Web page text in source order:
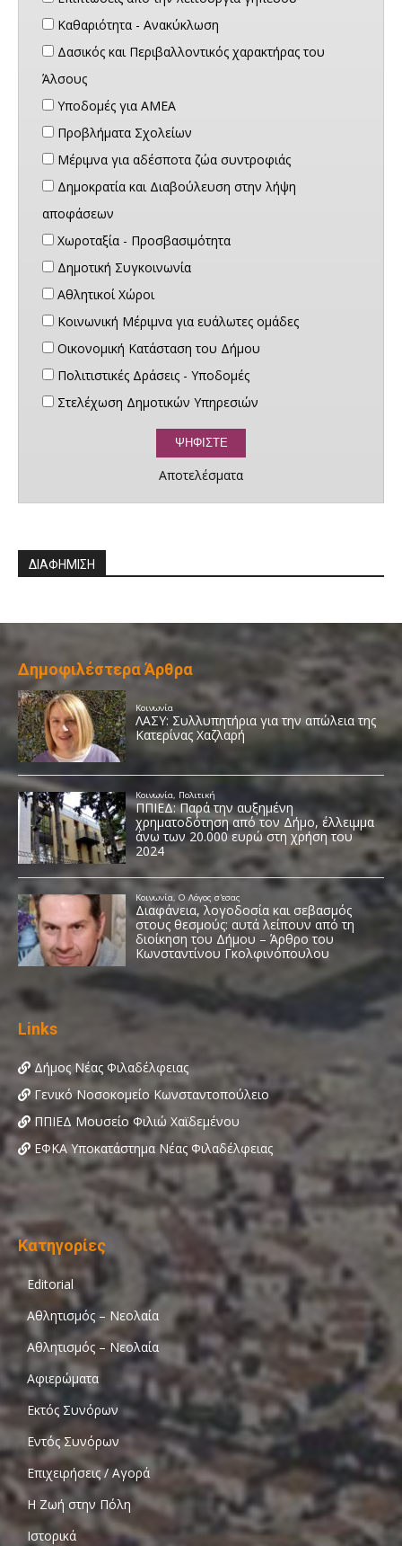
Καθαριότητα - Ανακύκλωση
Δασικός και Περιβαλλοντικός χαρακτήρας του
Άλσους
Υποδομές για ΑΜΕΑ
Προβλήματα Σχολείων
Μέριμνα για αδέσποτα ζώα συντροφιάς
Δημοκρατία και Διαβούλευση στην λήψη
αποφάσεων
Χωροταξία - Προσβασιμότητα
Δημοτική Συγκοινωνία
Αθλητικοί Χώροι
Κοινωνική Μέριμνα για ευάλωτες ομάδες
Οικονομική Κατάσταση του Δήμου
Πολιτιστικές Δράσεις - Υποδομές
Στελέχωση Δημοτικών Υπηρεσιών
Αποτελέσματα
ΔΙΑΦΗΜΙΣΗ
Δημοφιλέστερα Άρθρα
Links
Δήμος Νέας Φιλαδέλφειας
Γενικό Νοσοκομείο Κωνσταντοπούλειο
ΠΠΙΕΔ Μουσείο Φιλιώ Χαϊδεμένου
ΕΦΚΑ Υποκατάστημα Νέας Φιλαδέλφειας
Κατηγορίες
Editorial
Αθλητισμός – Νεολαία
Αθλητισμός – Νεολαία
Αφιερώματα
Εκτός Συνόρων
Εντός Συνόρων
Επιχειρήσεις / Αγορά
Η Ζωή στην Πόλη
Ιστορικά